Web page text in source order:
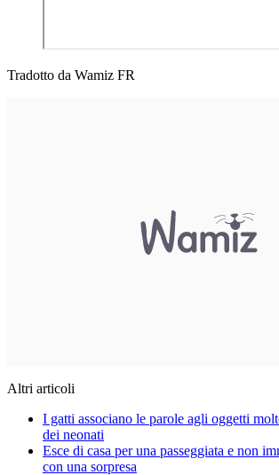
Tradotto da Wamiz FR
Altri articoli
I gatti associano le parole agli oggetti
dei neonati
Esce di casa per una passeggiata e non
con una sorpresa